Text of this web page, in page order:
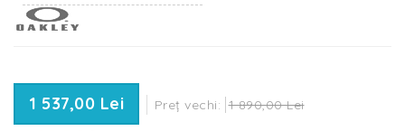
1 537,00 Lei Preț vechi: 1 890,00 Lei